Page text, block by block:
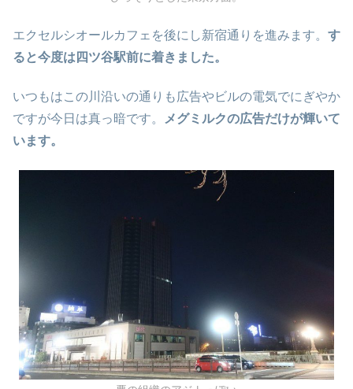
エクセルシオールカフェを後にし新宿通りを進みます。 す
ると今度は四ツ谷駅前に着きました。
いつもはこの川沿いの通りも広告やビルの電気でにぎやか
ですが今日は真っ暗です。
メグミルクの広告だけが輝いて
います。